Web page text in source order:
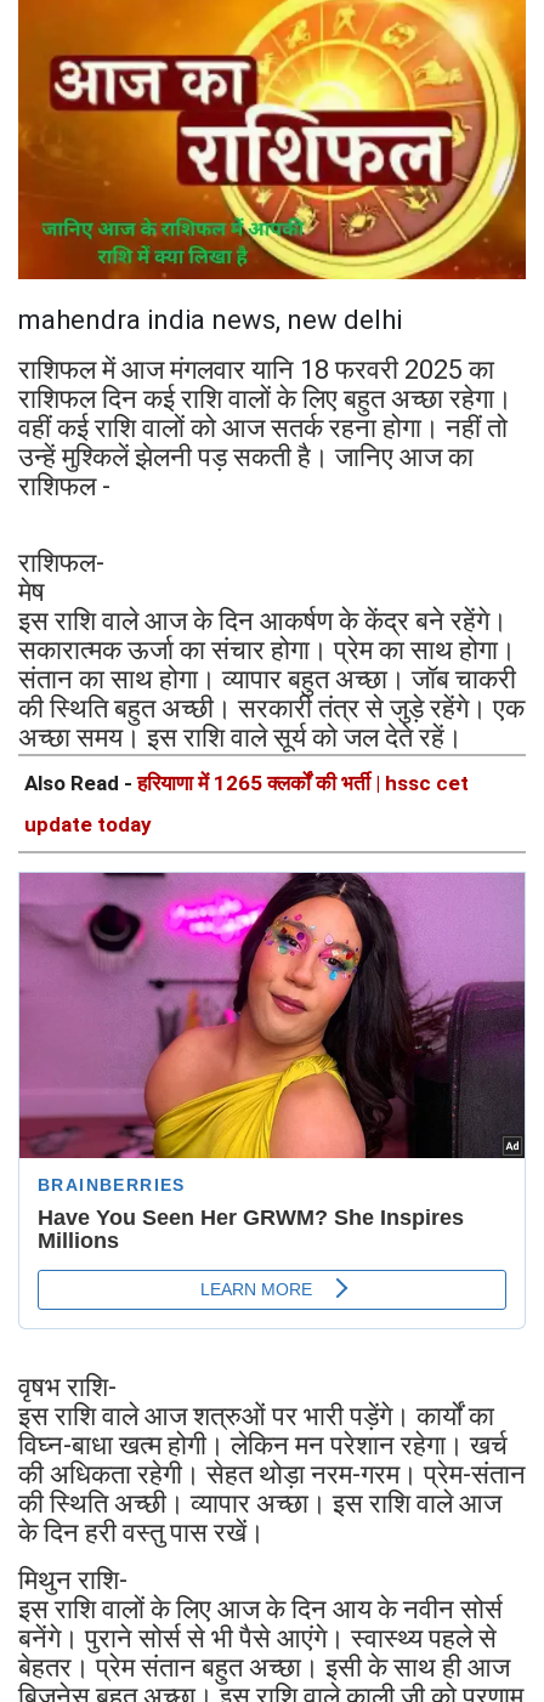
mahendra india news, new delhi
राशिफल में आज मंगलवार यानि 18 फरवरी 2025 का
राशिफल दिन कई राशि वालों के लिए बहुत अच्छा रहेगा।
वहीं कई राशि वालों को आज सतर्क रहना होगा। नहीं तो
उन्हें मुश्किलें झेलनी पड़ सकती है। जानिए आज का
राशिफल -
राशिफल-
मेष
इस राशि वाले आज के दिन आकर्षण के केंद्र बने रहेंगे।
सकारात्मक ऊर्जा का संचार होगा। प्रेम का साथ होगा।
संतान का साथ होगा। व्यापार बहुत अच्छा। जॉब चाकरी
की स्थिति बहुत अच्छी। सरकारी तंत्र से जुड़े रहेंगे। एक
अच्छा समय। इस राशि वाले सूर्य को जल देते रहें।
Also Read -हरियाणा में 1265 क्लर्कों की भर्ती | hssc cet
update today
वृषभ राशि-
इस राशि वाले आज शत्रुओं पर भारी पड़ेंगे। कार्यों का
विघ्न-बाधा खत्म होगी। लेकिन मन परेशान रहेगा। खर्च
की अधिकता रहेगी। सेहत थोड़ा नरम-गरम। प्रेम-संतान
की स्थिति अच्छी। व्यापार अच्छा। इस राशि वाले आज
के दिन हरी वस्तु पास रखें।
मिथुन राशि-
इस राशि वालों के लिए आज के दिन आय के नवीन सोर्स
बनेंगे। पुराने सोर्स से भी पैसे आएंगे। स्वास्थ्य पहले से
बेहतर। प्रेम संतान बहुत अच्छा। इसी के साथ ही आज